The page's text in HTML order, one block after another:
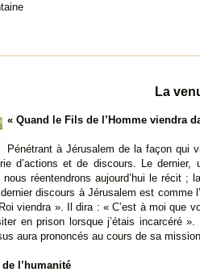
La
« Quand le Fils de l’Homme viendra
Pénétrant à Jérusalem de la façon qui
d’actions et de discours. Le dernier,
réentendrons aujourd’hui le récit ;
discours à Jérusalem est comme
viendra ». Il dira : « C’est à moi que
en prison lorsque j’étais incarcéré
aura prononcés au cours de sa
l’humanité